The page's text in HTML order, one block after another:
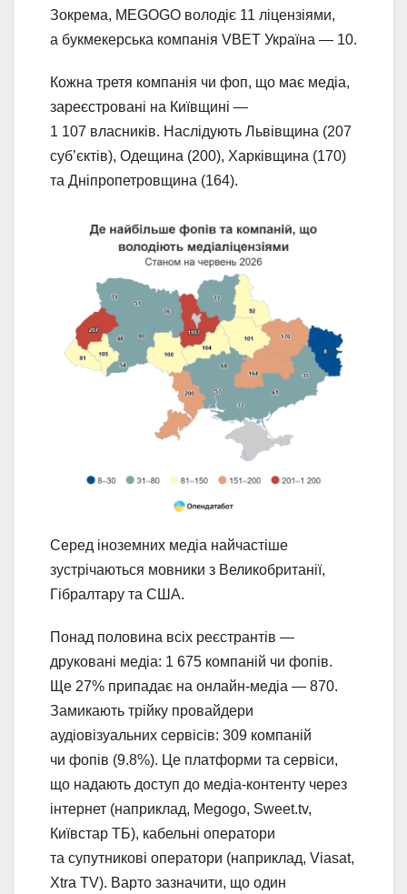
Зокрема, MEGOGO володіє 11 ліцензіями,
а букмекерська компанія VBET Україна — 10.
Кожна третя компанія чи фоп, що має медіа,
зареєстровані на Київщині —
1 107 власників. Наслідують Львівщина (207
суб’єктів), Одещина (200), Харківщина (170)
та Дніпропетровщина (164).
Серед іноземних медіа найчастіше
зустрічаються мовники з Великобританії,
Гібралтару та США.
Понад половина всіх реєстрантів —
друковані медіа: 1 675 компаній чи фопів.
Ще 27% припадає на онлайн-медіа — 870.
Замикають трійку провайдери
аудіовізуальних сервісів: 309 компаній
чи фопів (9.8%). Це платформи та сервіси,
що надають доступ до медіа-контенту через
інтернет (наприклад, Megogo, Sweet.tv,
Київстар ТБ), кабельні оператори
та супутникові оператори (наприклад, Viasat,
Xtra TV). Варто зазначити, що один